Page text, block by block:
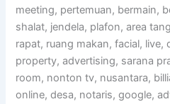
meeting, pertemuan, bermain,
shalat, jendela, plafon, area
rapat, ruang makan, facial,
property, advertising, sarana
room, nonton tv, nusantara,
online, desa, notaris, google,